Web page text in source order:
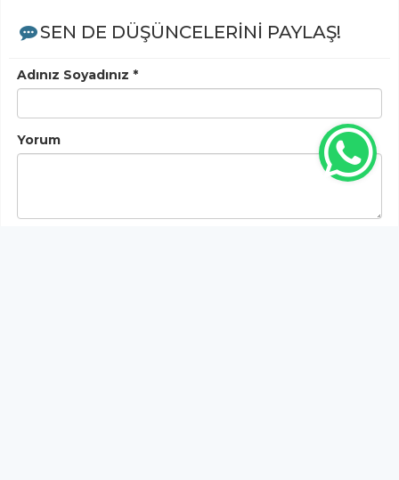
SEN DE DÜŞÜNCELERİNİ PAYLAŞ!
Adınız Soyadınız *
Yorum